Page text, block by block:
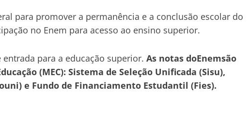
para promover a permanência e a conclusão escolar do
no Enem para acesso ao ensino superior.
para a educação superior. As notas doEnemsão
(MEC): Sistema de Seleção Unificada (Sisu),
e Fundo de Financiamento Estudantil (Fies).